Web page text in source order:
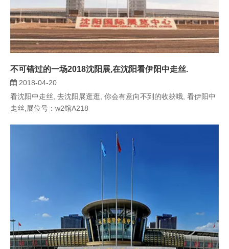
不可错过的一场2018沈阳展,在沈阳看伊阳中走丝.
2018-04-20
看沈阳中走丝, 去沈阳展逛逛, 你会有意向不到的收获哦, 看伊阳中
走丝,展位号：w2馆A218